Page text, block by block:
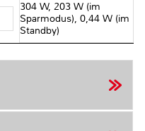
304 W, 203 W (im
Sparmodus), 0,44 W (im
Standby)